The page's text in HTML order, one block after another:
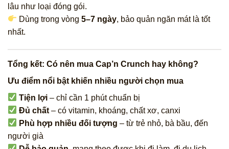
lâu như loại đóng gói.
Dùng trong vòng5–7 ngày, bảo quản ngăn mát là tốt
nhất.
Tổng kết: Có nên mua Cap’n Crunch hay không?
Ưu điểm nổi bật khiến nhiều người chọn mua
Tiện lợi – chỉ cần 1 phút chuẩn bị
Đủ chất – có vitamin, khoáng, chất xơ, canxi
Phù hợp nhiều đối tượng – từ trẻ nhỏ, bà bầu, đến
người già